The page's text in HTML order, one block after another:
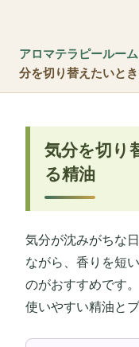
アロマテラピールーム
分を切り替えたいと
気分を切り
る精油
気分が沈みがちな
ながら、香りを短
のがおすすめです
使いやすい精油と